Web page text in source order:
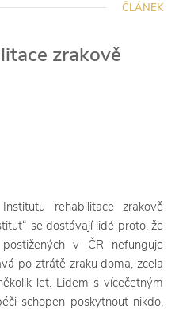
ČLÁNEK
zrakově
rehabilitace zrakově
se dostávají lidé proto, že
v ČR nefunguje
po ztrátě zraku doma, zcela
let. Lidem s vícečetným
schopen poskytnout nikdo,